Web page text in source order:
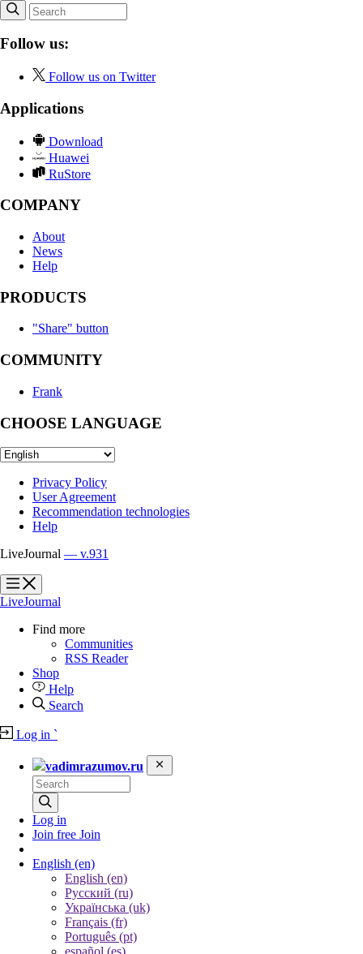
Follow us:
Follow us on Twitter
Applications
Download
Huawei
RuStore
COMPANY
About
News
Help
PRODUCTS
"Share" button
COMMUNITY
Frank
CHOOSE LANGUAGE
Privacy Policy
User Agreement
Recommendation technologies
Help
LiveJournal — v.931
?
?
LiveJournal
Find more
Communities
RSS Reader
Shop
Help
Search
Log in `
vadimrazumov.ru
Log in
Join free Join
English (en)
English (en)
Русский (ru)
Українська (uk)
Français (fr)
Português (pt)